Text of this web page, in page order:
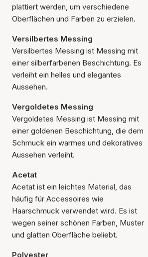
plattiert werden, um verschiedene
Oberflächen und Farben zu erzielen.
Versilbertes Messing
Versilbertes Messing ist Messing mit
einer silberfarbenen Beschichtung. Es
verleiht ein helles und elegantes
Aussehen.
Vergoldetes Messing
Vergoldetes Messing ist Messing mit
einer goldenen Beschichtung, die dem
Schmuck ein warmes und dekoratives
Aussehen verleiht.
Acetat
Acetat ist ein leichtes Material, das
häufig für Accessoires wie
Haarschmuck verwendet wird. Es ist
wegen seiner schönen Farben, Muster
und glatten Oberfläche beliebt.
Polyester